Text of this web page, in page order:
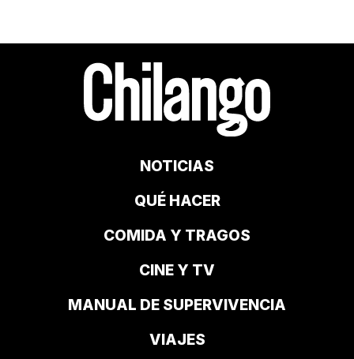
NOTICIAS
QUÉ HACER
COMIDA Y TRAGOS
CINE Y TV
MANUAL DE SUPERVIVENCIA
VIAJES